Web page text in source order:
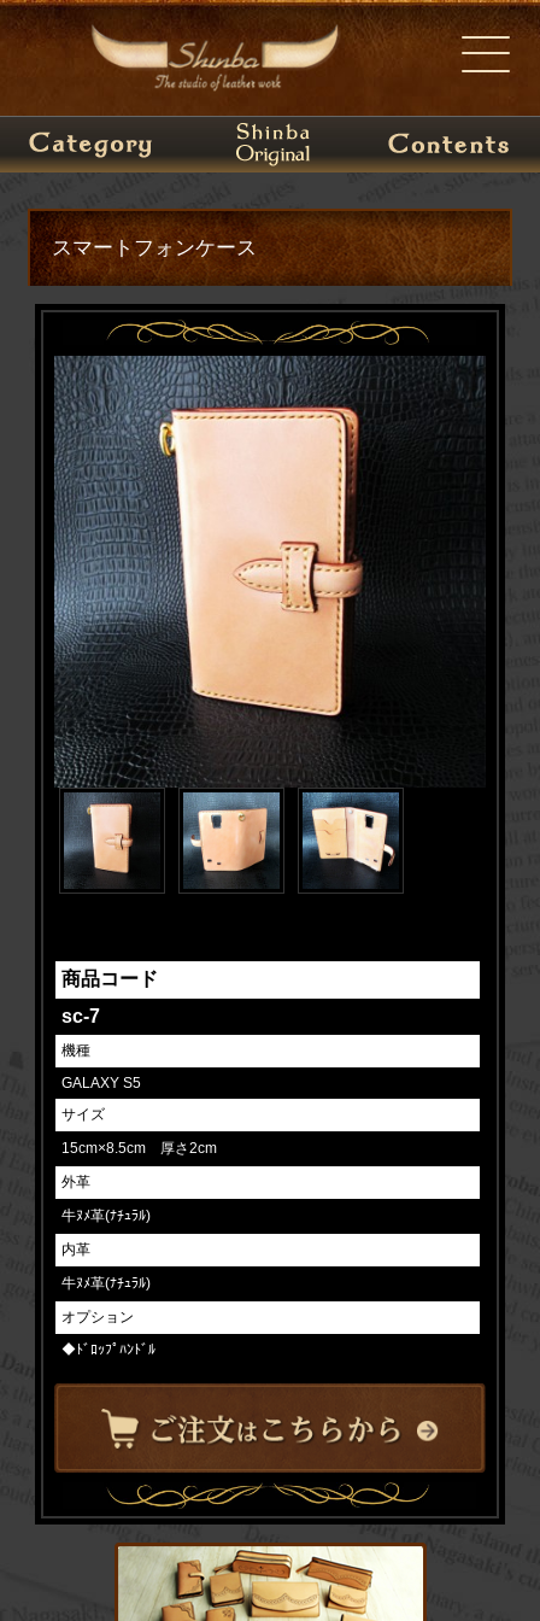
スマートフォンケース
商品コード
sc-7
機種
GALAXY S5
サイズ
15cm×8.5cm 厚さ2cm
外革
牛ﾇﾒ革(ﾅﾁｭﾗﾙ)
内革
牛ﾇﾒ革(ﾅﾁｭﾗﾙ)
オプション
◆ﾄﾞﾛｯﾌﾟﾊﾝﾄﾞﾙ